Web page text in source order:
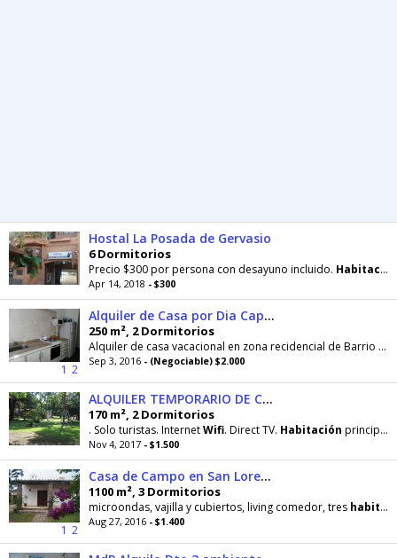
Hostal La Posada de Gervasio
6 Dormitorios
Precio $300 por persona con desayuno incluido. Habitaciones
Apr 14, 2018 - $300
1 2
Alquiler de Casa por Dia Capital
250 m², 2 Dormitorios
Alquiler de casa vacacional en zona recidencial de Barrio Grand Bourg con 2
Sep 3, 2016 - (Negociable) $2.000
ALQUILER TEMPORARIO DE CASA DE CAMPO EN
170 m², 2 Dormitorios
. Solo turistas. InternetWifi. Direct TV. Habitación principal con vestidor, Aire Acondicionado
Nov 4, 2017 - $1.500
1 2
Casa de Campo en San Lorenzo
1100 m², 3 Dormitorios
microondas, vajilla y cubiertos, living comedor, tres habitaciones
Aug 27, 2016 - $1.400